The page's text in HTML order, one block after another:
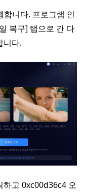
니다. 프로그램 인
복구] 탭으로 간 다
니다.
하고 0xc00d36c4 오